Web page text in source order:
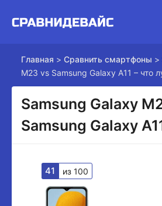
Главная > Сравнить смартфоны >
M23 vs Samsung Galaxy A11 – что
Samsung Galaxy
Samsung Galaxy
41 из 100